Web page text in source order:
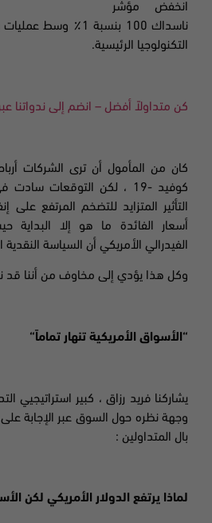
انخفض مؤشر
ناسداك 100 بنسبة 1٪
التكنولوجيا الرئيسية.
كن متداولاً أفضل – انضم إلى ندواتنا عبر
كان من المأمول أن ترى الشركات
كوفيد -19
، لكن التوقعات سادت
التأثير المتزايد للتضخم المرتفع
أسعار الفائدة ما هو إلا البداية
الفيدرالي الأمريكي أن السياسة النقدية
وكل هذا يؤدي إلى مخاوف من أننا قد
“الأسواق الأمريكية تنهار تماماً“
يشاركنا فريد رزاق ، كبير استراتيجيي
وجهة نظره حول السوق عبر الإجابة
بال المتداولين :
لماذا يرتفع الدولار الأمريكي لكن